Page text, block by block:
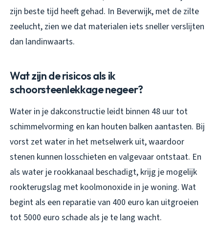
zijn beste tijd heeft gehad. In Beverwijk, met de zilte
zeelucht, zien we dat materialen iets sneller verslijten
dan landinwaarts.
Wat zijn de risicos als ik
schoorsteenlekkage negeer?
Water in je dakconstructie leidt binnen 48 uur tot
schimmelvorming en kan houten balken aantasten. Bij
vorst zet water in het metselwerk uit, waardoor
stenen kunnen losschieten en valgevaar ontstaat. En
als water je rookkanaal beschadigt, krijg je mogelijk
rookterugslag met koolmonoxide in je woning. Wat
begint als een reparatie van 400 euro kan uitgroeien
tot 5000 euro schade als je te lang wacht.